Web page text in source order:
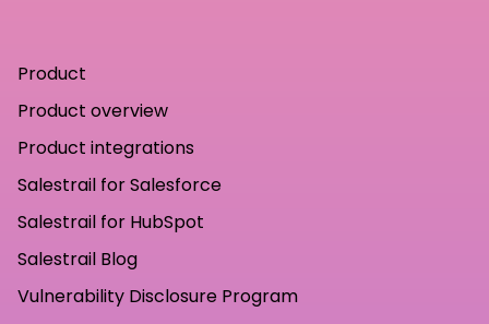
Product
Product overview
Product integrations
Salestrail for Salesforce
Salestrail for HubSpot
Salestrail Blog
Vulnerability Disclosure Program